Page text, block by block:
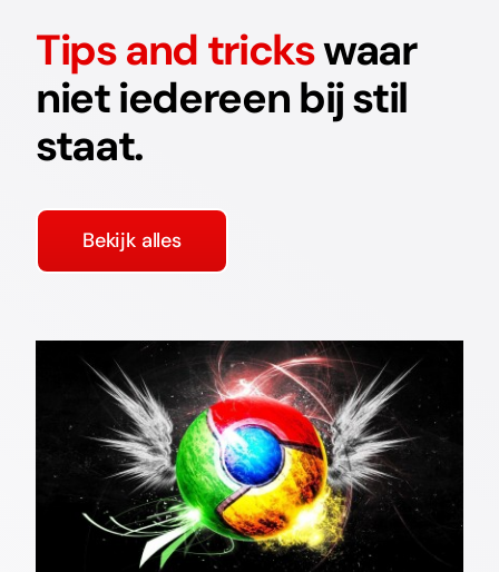
Tips and trickswaar
niet iedereen bij stil
staat.
Bekijk alles
Google waarschuwt voor
websites zonder SSL-
certificaat